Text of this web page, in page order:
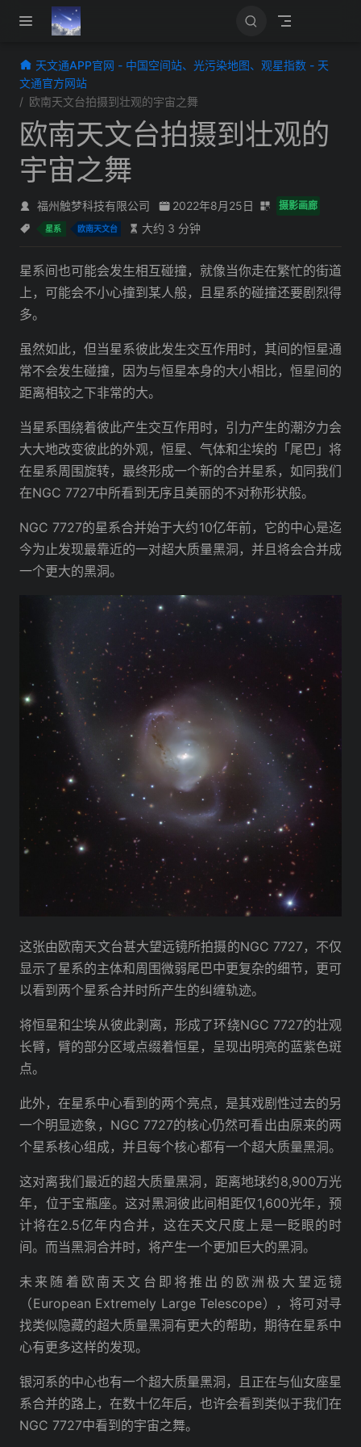
跳至主要內容
天文通APP官网 - 中国空间站、光污染地图、观星指数 - 天
文通官方网站
欧南天文台拍摄到壮观的宇宙之舞
欧南天文台拍摄到壮观的
宇宙之舞
福州触梦科技有限公司 2022年8月25日 摄影画廊
星系 欧南天文台 大约 3 分钟
星系间也可能会发生相互碰撞，就像当你走在繁忙的街道
上，可能会不小心撞到某人般，且星系的碰撞还要剧烈得
多。
虽然如此，但当星系彼此发生交互作用时，其间的恒星通
常不会发生碰撞，因为与恒星本身的大小相比，恒星间的
距离相较之下非常的大。
当星系围绕着彼此产生交互作用时，引力产生的潮汐力会
大大地改变彼此的外观，恒星、气体和尘埃的「尾巴」将
在星系周围旋转，最终形成一个新的合并星系，如同我们
在NGC 7727中所看到无序且美丽的不对称形状般。
NGC 7727的星系合并始于大约10亿年前，它的中心是迄
今为止发现最靠近的一对超大质量黑洞，并且将会合并成
一个更大的黑洞。
这张由欧南天文台甚大望远镜所拍摄的NGC 7727，不仅
显示了星系的主体和周围微弱尾巴中更复杂的细节，更可
以看到两个星系合并时所产生的纠缠轨迹。
将恒星和尘埃从彼此剥离，形成了环绕NGC 7727的壮观
长臂，臂的部分区域点缀着恒星，呈现出明亮的蓝紫色斑
点。
此外，在星系中心看到的两个亮点，是其戏剧性过去的另
一个明显迹象，NGC 7727的核心仍然可看出由原来的两
个星系核心组成，并且每个核心都有一个超大质量黑洞。
这对离我们最近的超大质量黑洞，距离地球约8,900万光
年，位于宝瓶座。这对黑洞彼此间相距仅1,600光年，预
计将在2.5亿年内合并，这在天文尺度上是一眨眼的时
间。而当黑洞合并时，将产生一个更加巨大的黑洞。
未来随着欧南天文台即将推出的欧洲极大望远镜
（European Extremely Large Telescope），将可对寻
找类似隐藏的超大质量黑洞有更大的帮助，期待在星系中
心有更多这样的发现。
银河系的中心也有一个超大质量黑洞，且正在与仙女座星
系合并的路上，在数十亿年后，也许会看到类似于我们在
NGC 7727中看到的宇宙之舞。